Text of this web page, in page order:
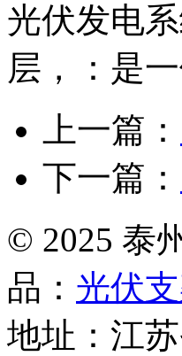
光伏发电
层，：是
上一篇：
下一篇：
© 2025 泰
品： 光伏
地址：江